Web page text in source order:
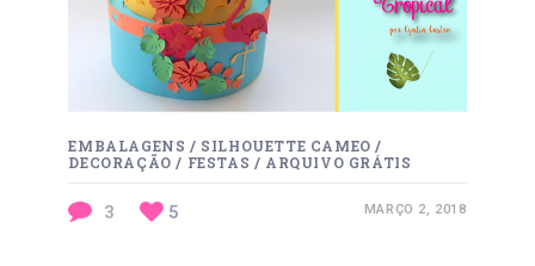
EMBALAGENS / SILHOUETTE CAMEO /
DECORAÇÃO / FESTAS / ARQUIVO GRÁTIS
3 5 MARÇO 2, 2018